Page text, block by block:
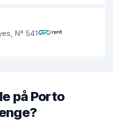
Nº 541
på Porto